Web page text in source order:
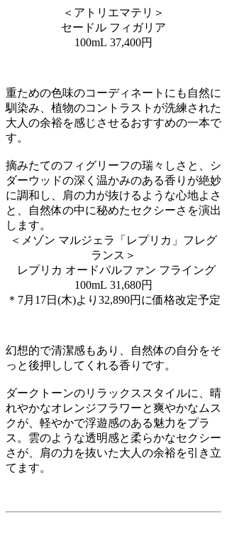
＜アトリエマテリ＞
セードル フィガリア
100mL 37,400円
重ための色味のコーディネートにも自然に
馴染み、植物のコントラストが洗練された
大人の余裕を感じさせるおすすめの一本で
す。
摘みたてのフィグリーフの瑞々しさと、シ
ダーウッドの深く温かみのある香りが絶妙
に調和し、肩の力が抜けるような心地よさ
と、自然体の中に秘めたセクシーさを演出
します。
＜メゾン マルジェラ「レプリカ」フレグ
ランス＞
レプリカ オードパルファン フライング
100mL 31,680円
＊7月17日(木)より32,890円に価格改定予定
幻想的で清潔感もあり、自然体の自分をそ
っと後押ししてくれる香りです。
ダークトーンのリラックススタイルに、晴
れやかなオレンジフラワーと爽やかなムス
クが、軽やかで浮遊感のある魅力をプラ
ス。雲のような透明感と柔らかなセクシー
さが、肩の力を抜いた大人の余裕を引き立
てます。